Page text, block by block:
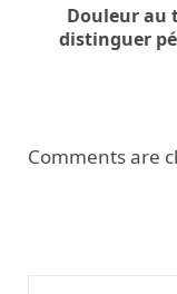
Douleur au
distinguer
Comments are